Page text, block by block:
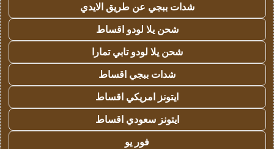
شدات ببجي عن طريق الايدي
شحن يلا لودو اقساط
شحن يلا لودو تابي تمارا
شدات ببجي اقساط
ايتونز امريكي اقساط
ايتونز سعودي اقساط
فور يو